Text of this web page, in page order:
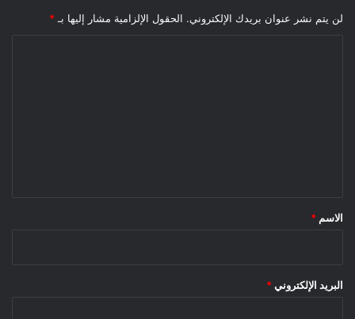
لن يتم نشر عنوان بريدك الإلكتروني. الحقول الإلزامية مشار إليها بـ *
*
الاسم *
البريد الإلكتروني *